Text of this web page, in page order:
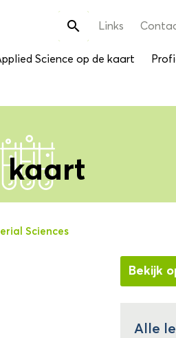
Zoek
naar:
 Links
Science op de kaart
kaart
Sciences
Bekijk
Alle